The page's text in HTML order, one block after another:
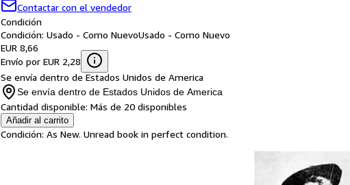
Contactar con el vendedor
Condición
Condición: Usado - Como NuevoUsado - Como Nuevo
EUR 8,66
Envío por EUR 2,28
Se envía dentro de Estados Unidos de America
Se envía dentro de Estados Unidos de America
Cantidad disponible: Más de 20 disponibles
Añadir al carrito
Condición: As New. Unread book in perfect condition.